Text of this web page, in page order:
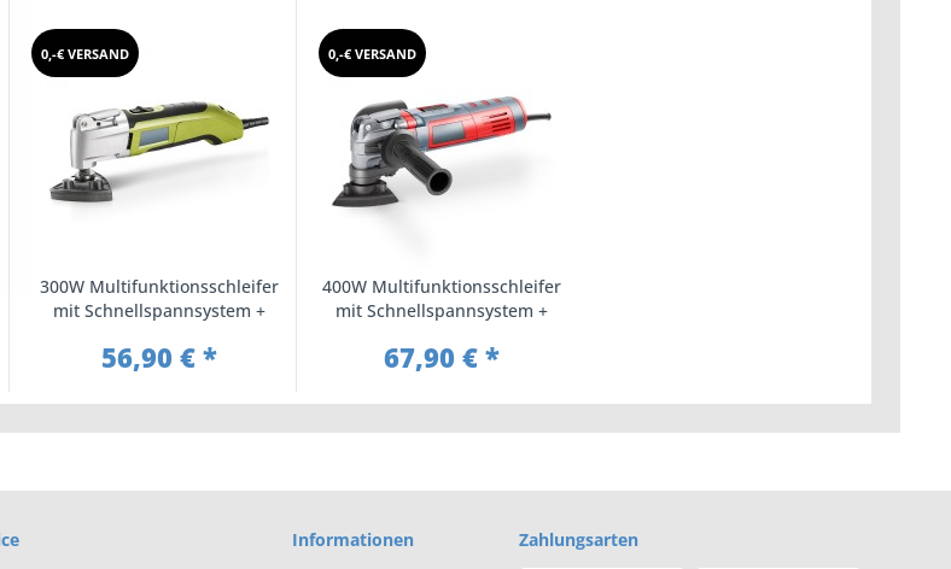
0,-€ VERSAND
300W Multifunktionsschleifer
mit Schnellspannsystem +
56,90 € *
0,-€ VERSAND
400W Multifunktionsschleifer
mit Schnellspannsystem +
67,90 € *
Informationen Zahlungsarten